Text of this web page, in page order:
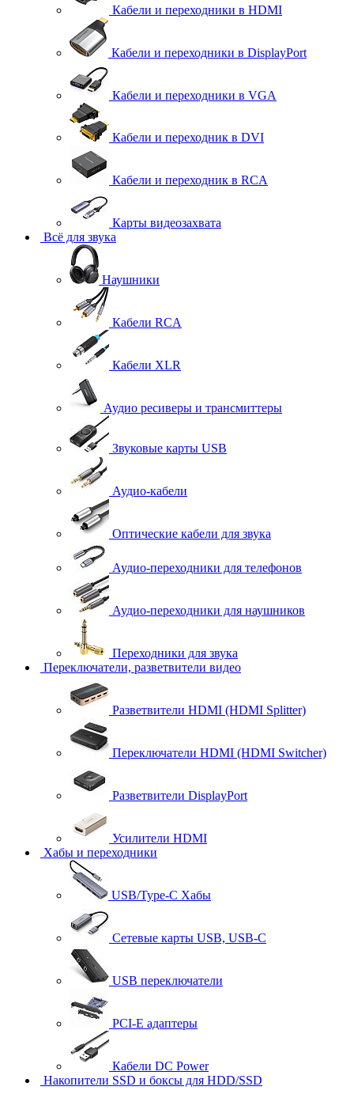
Кабели и переходники в HDMI
Кабели и переходники в DisplayPort
Кабели и переходники в VGA
Кабели и переходник в DVI
Кабели и переходник в RCA
Карты видеозахвата
Всё для звука
Наушники
Кабели RCA
Кабели XLR
Аудио ресиверы и трансмиттеры
Звуковые карты USB
Аудио-кабели
Оптические кабели для звука
Аудио-переходники для телефонов
Аудио-переходники для наушников
Переходники для звука
Переключатели, разветвители видео
Разветвители HDMI (HDMI Splitter)
Переключатели HDMI (HDMI Switcher)
Разветвители DisplayPort
Усилители HDMI
Хабы и переходники
USB/Type-C Хабы
Сетевые карты USB, USB-C
USB переключатели
PCI-E адаптеры
Кабели DC Power
Накопители SSD и боксы для HDD/SSD